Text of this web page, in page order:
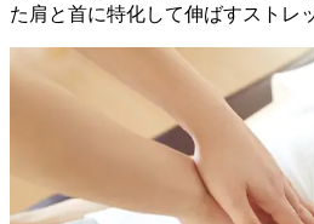
た肩と首に特化して伸ばすストレ